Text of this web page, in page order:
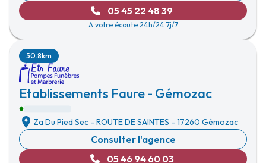
05 45 22 48 39
A votre écoute 24h/24 7j/7
Etablissements Faure - Gémozac
50.8km
Za Du Pied Sec - ROUTE DE SAINTES - 17260 Gémozac
Consulter l'agence
05 46 94 60 03